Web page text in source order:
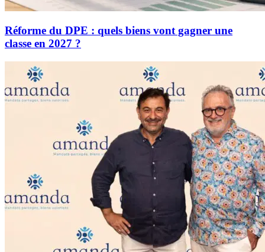
Réforme du DPE : quels biens vont gagner une
classe en 2027 ?